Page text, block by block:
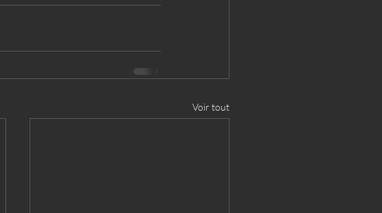
Voir tout